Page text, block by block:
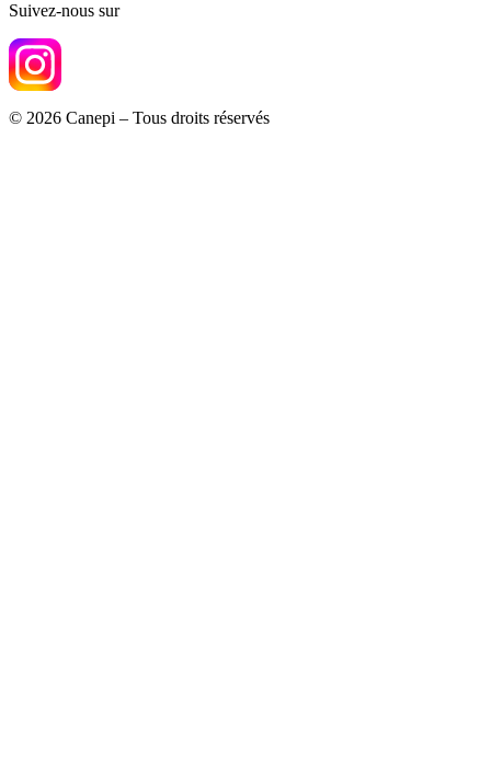
Suivez-nous sur
© 2026 Canepi – Tous droits réservés